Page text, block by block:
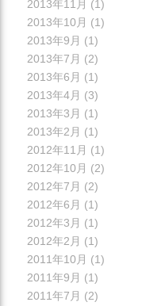
2013年11月 (1)
2013年10月 (1)
2013年9月 (1)
2013年7月 (2)
2013年6月 (1)
2013年4月 (3)
2013年3月 (1)
2013年2月 (1)
2012年11月 (1)
2012年10月 (2)
2012年7月 (2)
2012年6月 (1)
2012年3月 (1)
2012年2月 (1)
2011年10月 (1)
2011年9月 (1)
2011年7月 (2)